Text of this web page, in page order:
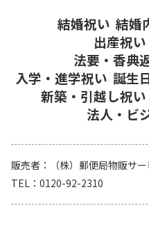
結婚祝い 結婚
出産祝い
法要・香典
入学・進学祝い 誕生
新築・引越し祝い
法人・ビ
販売者
（株）郵便局物販サ
TEL
0120-92-2310